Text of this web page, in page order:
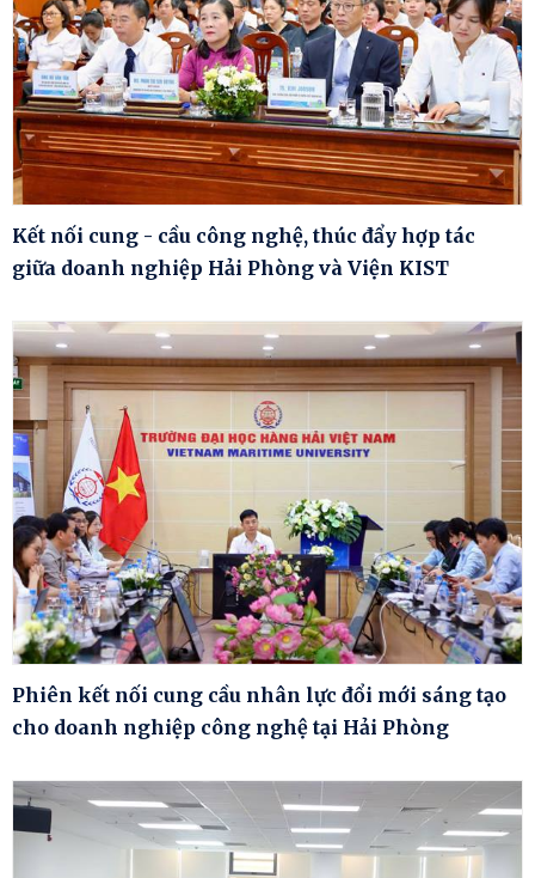
Kết nối cung - cầu công nghệ, thúc đẩy hợp tác
giữa doanh nghiệp Hải Phòng và Viện KIST
Phiên kết nối cung cầu nhân lực đổi mới sáng tạo
cho doanh nghiệp công nghệ tại Hải Phòng